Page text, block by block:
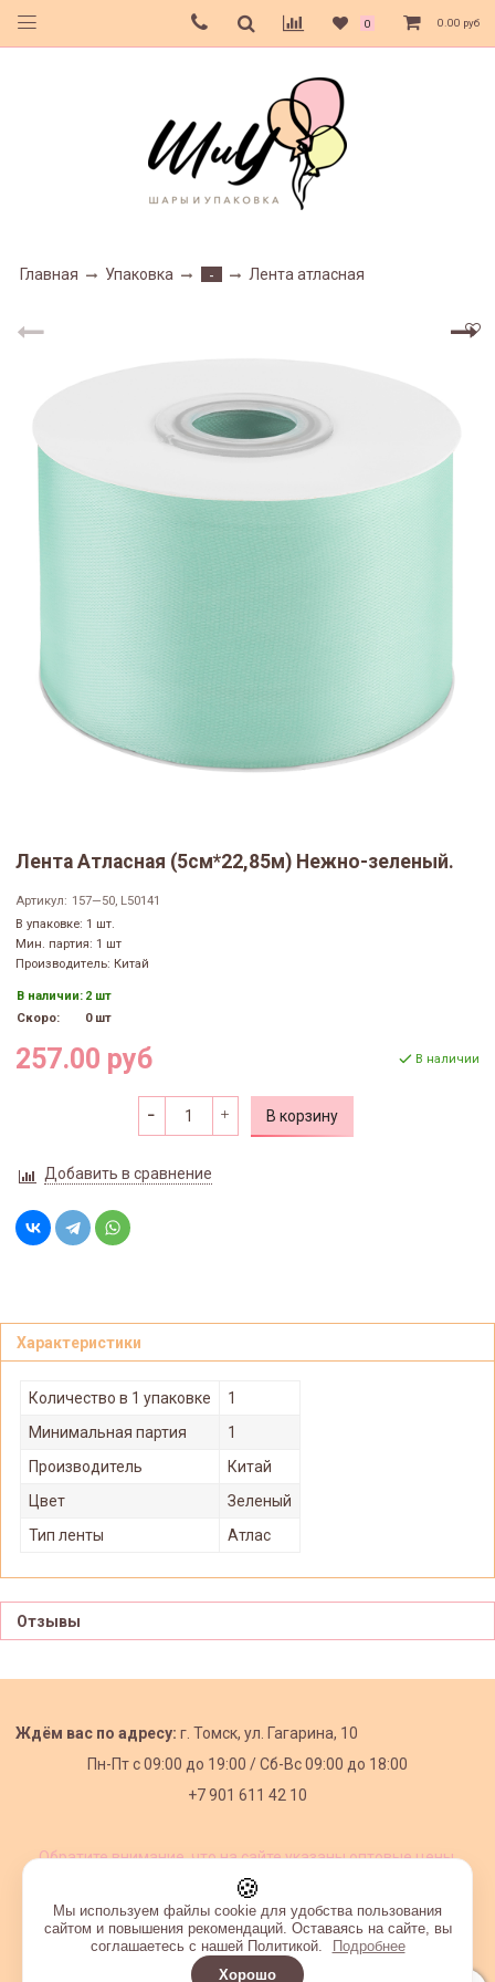
0 0.00 руб
Главная Упаковка - Лента атласная
Лента Атласная (5см*22,85м) Нежно-зеленый.
Артикул: 157—50, L50141
В упаковке: 1 шт.
Мин. партия: 1 шт
Производитель: Китай
В наличии: 2 шт
Скоро:
0 шт
257.00 руб В наличии
В корзину
Добавить в сравнение
Характеристики
Количество в 1 упаковке
1
Минимальная партия
1
Производитель
Китай
Цвет
Зеленый
Тип ленты
Атлас
Отзывы
Ждём вас по адресу: г. Томск, ул. Гагарина, 10
Пн-Пт с09:00 до 19:00 /Сб-Вс 09:00 до 18:00
+7 901 611 42 10
Обратите внимание, что на сайте указаны оптовые цены,
🍪
Мы используем файлы cookie для удобства пользования
сайтом и повышения рекомендаций. Оставаясь на сайте, вы
соглашаетесь с нашей Политикой.
Подробнее
Хорошо